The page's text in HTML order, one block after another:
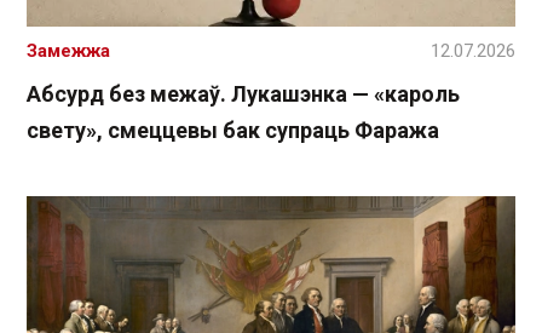
Абсурд без межаў. Лукашэнка — «кароль
свету», смеццевы бак супраць Фаража
Замежжа 12.07.2026